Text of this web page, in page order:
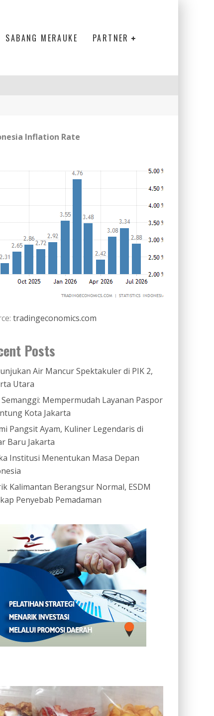
SABANG MERAUKE PARTNER
Inflation Rate
tradingeconomics.com
Posts
Air Mancur Spektakuler di PIK 2,
Utara
Semanggi: Mempermudah Layanan Paspor
Kota Jakarta
Pangsit Ayam, Kuliner Legendaris di
Baru Jakarta
Institusi Menentukan Masa Depan
Kalimantan Berangsur Normal, ESDM
Penyebab Pemadaman